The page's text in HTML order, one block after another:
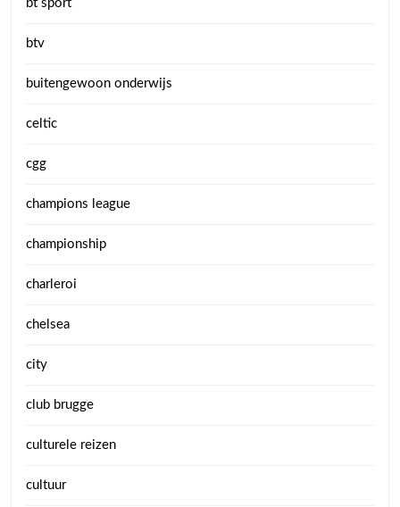
bt sport
btv
buitengewoon onderwijs
celtic
cgg
champions league
championship
charleroi
chelsea
city
club brugge
culturele reizen
cultuur